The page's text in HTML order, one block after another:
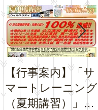
【行事案内】「サ
マートレーニング
（夏期講習）」の